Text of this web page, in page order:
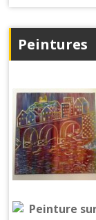
Peintures